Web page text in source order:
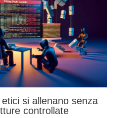
si allenano senza
controllate